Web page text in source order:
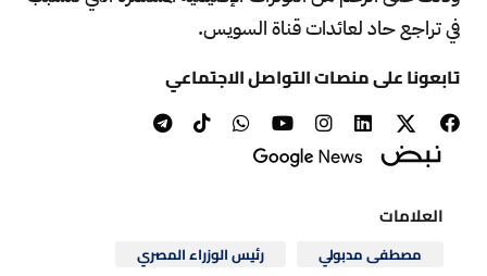
في تراجع حاد لعائدات قناة السويس.
تابعونا على منصات التواصل الاجتماعي
العلامات
مصطفى مدبولي
رئيس الوزراء المصري